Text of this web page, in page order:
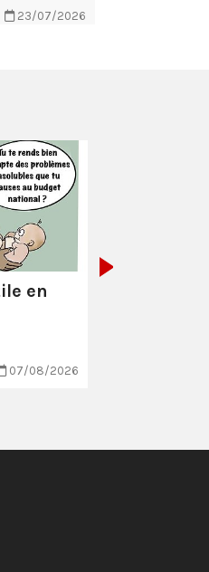
23/07/2026
en
07/08/2026